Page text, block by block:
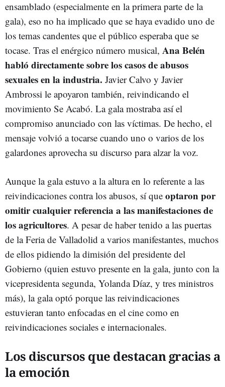
ensamblado (especialmente en la primera parte de la
gala), eso no ha implicado que se haya evadido uno de
los temas candentes que el público esperaba que se
tocase. Tras el enérgico número musical, Ana Belén
habló directamente sobre los casos de abusos
sexuales en la industria. Javier Calvo y Javier
Ambrossi le apoyaron también, reivindicando el
movimiento Se Acabó. La gala mostraba así el
compromiso anunciado con las víctimas. De hecho, el
mensaje volvió a tocarse cuando uno o varios de los
galardones aprovecha su discurso para alzar la voz.
Aunque la gala estuvo a la altura en lo referente a las
reivindicaciones contra los abusos, sí que optaron por
omitir cualquier referencia a las manifestaciones de
los agricultores. A pesar de haber tenido a las puertas
de la Feria de Valladolid a varios manifestantes, muchos
de ellos pidiendo la dimisión del presidente del
Gobierno (quien estuvo presente en la gala, junto con la
vicepresidenta segunda, Yolanda Díaz, y tres ministros
más), la gala optó porque las reivindicaciones
estuvieran tanto enfocadas en el cine como en
reivindicaciones sociales e internacionales.
Los discursos que destacan gracias a
la emoción